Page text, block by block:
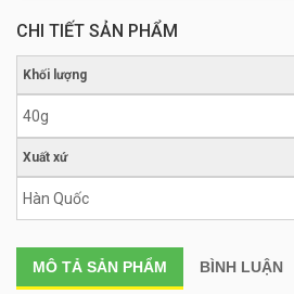
CHI TIẾT SẢN PHẨM
Khối lượng
40g
Xuất xứ
Hàn Quốc
MÔ TẢ SẢN PHẨM BÌNH LUẬN